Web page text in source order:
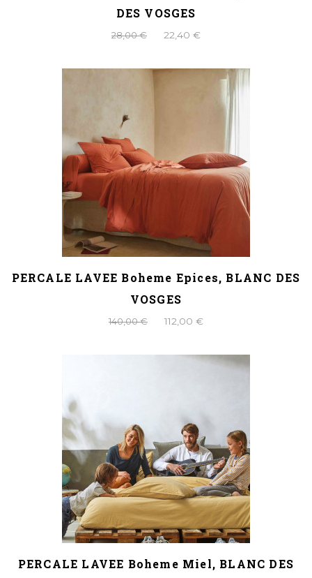
DES VOSGES
28,00 € 22,40 €
PERCALE LAVEE Boheme Epices, BLANC DES
VOSGES
140,00 € 112,00 €
PERCALE LAVEE Boheme Miel, BLANC DES